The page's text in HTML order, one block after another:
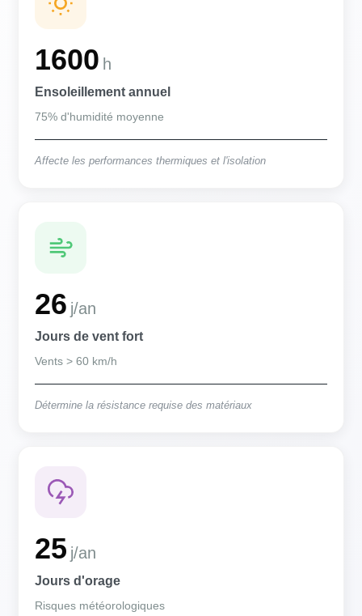
1600 h
Ensoleillement annuel
75% d'humidité moyenne
Affecte les performances thermiques et l'isolation
26 j/an
Jours de vent fort
Vents > 60 km/h
Détermine la résistance requise des matériaux
25 j/an
Jours d'orage
Risques météorologiques